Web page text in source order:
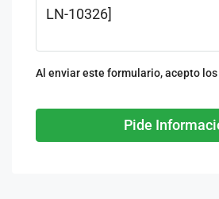
Al enviar este formulario, acepto los
Pide